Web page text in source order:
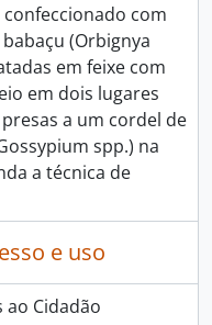
com
(Orbignya
em feixe com
em dois lugares
a um cordel de
spp.) na
a técnica de
e uso
ao Cidadão